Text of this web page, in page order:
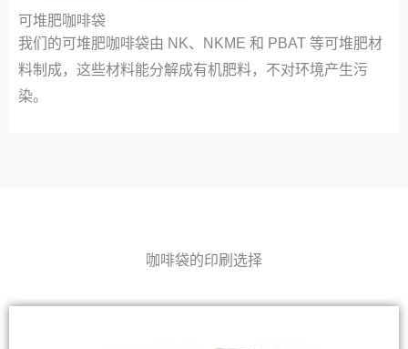
可堆肥咖啡袋
我们的可堆肥咖啡袋由 NK、NKME 和 PBAT 等可堆肥材
料制成，这些材料能分解成有机肥料，不对环境产生污
染。
咖啡袋的印刷选择